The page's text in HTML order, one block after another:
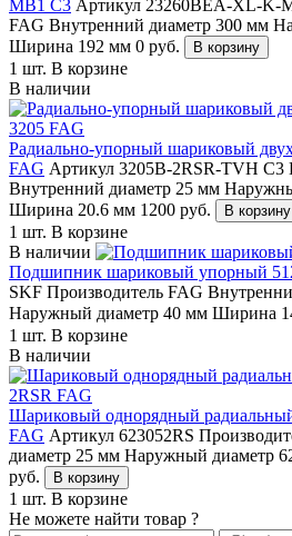
MB1 C3 Артикул 23260BEA-XL-K-
FAG Внутренний диаметр 300 мм
Ширина 192 мм 0 руб. В корзину
1 шт. В корзине
В наличии
Радиально-упорный шариковый
FAG Артикул 3205B-2RSR-TVH C3
Внутренний диаметр 25 мм
Ширина 20.6 мм 1200 руб. В корзину
1 шт. В корзине
В наличии
Подшипник шариковый упорный
SKF Производитель FAG
Наружный диаметр 40 мм Ширина
1 шт. В корзине
В наличии
Шариковый однорядный
FAG Артикул 623052RS
диаметр 25 мм Наружный диаметр
руб.
В корзину
1 шт. В корзине
Не можете найти товар ?